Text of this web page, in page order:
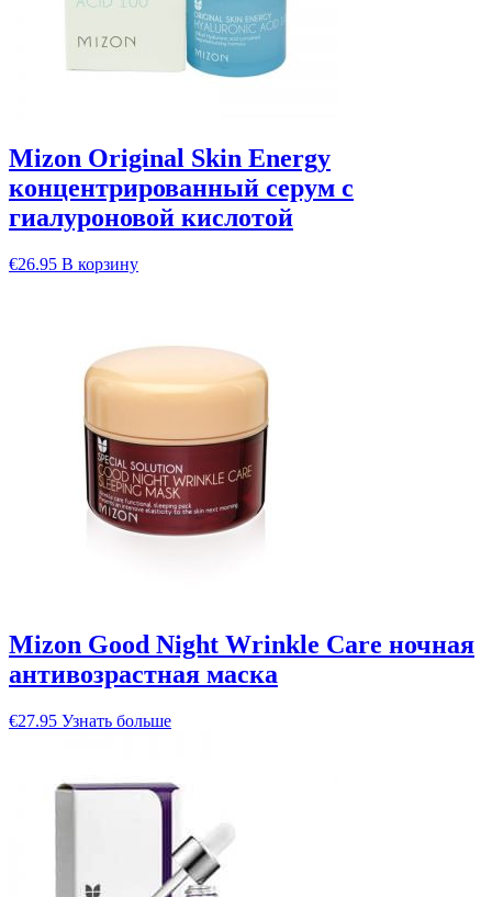
Mizon Original Skin Energy
концентрированный серум с
гиалуроновой кислотой
€26.95 В корзину
Mizon Good Night Wrinkle Care ночная
антивозрастная маска
€27.95 Узнать больше